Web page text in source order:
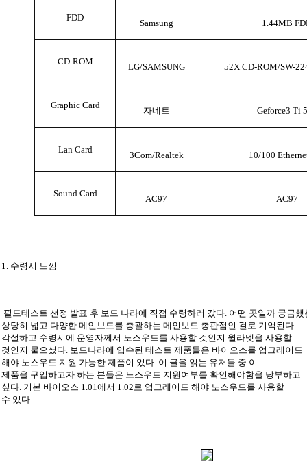
FDD
Samsung 1.44MB
CD-ROM
LG/SAMSUNG 52X CD-ROM/SW-
Graphic Card
자네트 Geforce3 Ti
Lan Card
3Com/Realtek 10/100
Sound Card
AC97 AC97
1. 수령시 느낌
필드테스트 선정 발표 후 보드 나라에 직접 수령하러 갔다. 어떤 곳일까 궁금했
상당히 넓고 다양한 메인보드를 총괄하는 메인보드 총판점인 걸로 기억된다.
각설하고 수령시에 운영자께서 노스우드를 사용할 것인지 윌라멧을 사용할
것인지 물으셨다. 보드나라에 입수된 테스트 제품들은 바이오스를 업그레이드
해야 노스우드 지원 가능한 제품이 었다. 이 글을 읽는 유저들 중 이
제품을 구입하고자 하는 분들은 노스우드 지원여부를 확인해야함을 당부하고
싶다. 기본 바이오스 1.01에서 1.02로 업그레이드 해야 노스우드를 사용할
수 있다.